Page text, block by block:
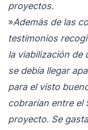
proyectos.
»Además de las
testimonios
la viabilización de
se debía llegar
para el visto
cobrarían entre el
proyecto. Se